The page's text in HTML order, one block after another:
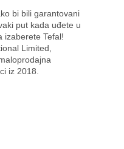
bi bili garantovani
put kada uđete u
izaberete Tefal!
Limited,
iz 2018.